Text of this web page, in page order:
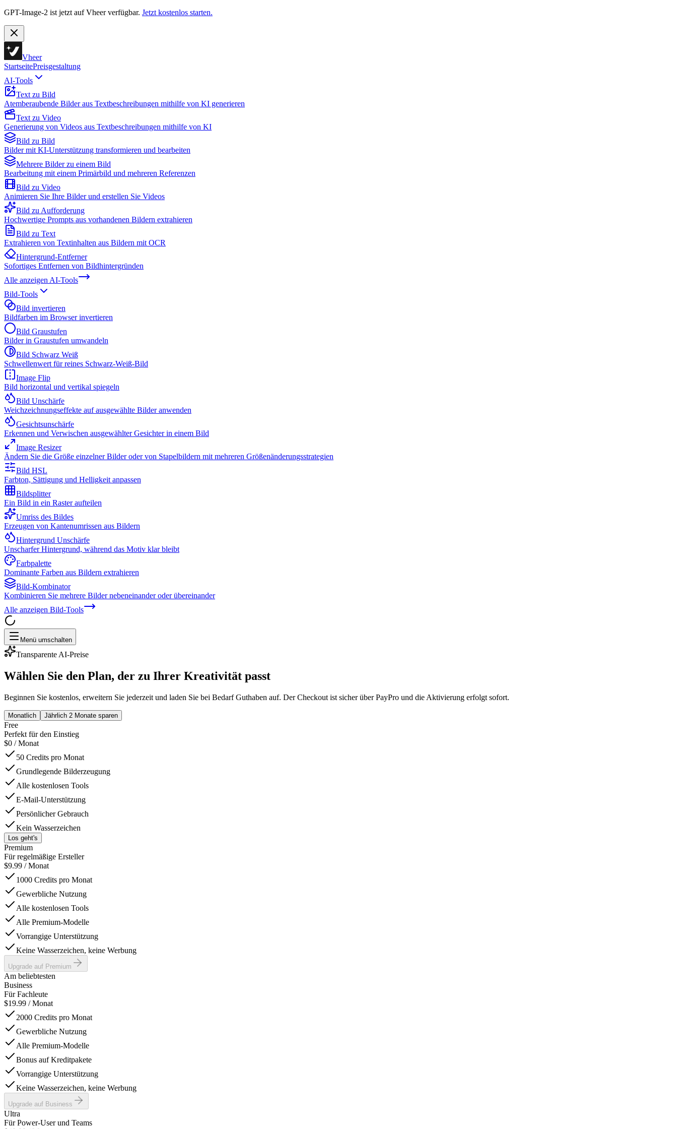
GPT-Image-2 ist jetzt auf Vheer verfügbar. Jetzt kostenlos starten.
Vheer
StartseitePreisgestaltung
AI-Tools
Text zu Bild
Atemberaubende Bilder aus Textbeschreibungen mithilfe von KI generieren
Text zu Video
Generierung von Videos aus Textbeschreibungen mithilfe von KI
Bild zu Bild
Bilder mit KI-Unterstützung transformieren und bearbeiten
Mehrere Bilder zu einem Bild
Bearbeitung mit einem Primärbild und mehreren Referenzen
Bild zu Video
Animieren Sie Ihre Bilder und erstellen Sie Videos
Bild zu Aufforderung
Hochwertige Prompts aus vorhandenen Bildern extrahieren
Bild zu Text
Extrahieren von Textinhalten aus Bildern mit OCR
Hintergrund-Entferner
Sofortiges Entfernen von Bildhintergründen
Alle anzeigen AI-Tools
Bild-Tools
Bild invertieren
Bildfarben im Browser invertieren
Bild Graustufen
Bilder in Graustufen umwandeln
Bild Schwarz Weiß
Schwellenwert für reines Schwarz-Weiß-Bild
Image Flip
Bild horizontal und vertikal spiegeln
Bild Unschärfe
Weichzeichnungseffekte auf ausgewählte Bilder anwenden
Gesichtsunschärfe
Erkennen und Verwischen ausgewählter Gesichter in einem Bild
Image Resizer
Ändern Sie die Größe einzelner Bilder oder von Stapelbildern mit mehreren Größenänderungsstrategien
Bild HSL
Farbton, Sättigung und Helligkeit anpassen
Bildsplitter
Ein Bild in ein Raster aufteilen
Umriss des Bildes
Erzeugen von Kantenumrissen aus Bildern
Hintergrund Unschärfe
Unscharfer Hintergrund, während das Motiv klar bleibt
Farbpalette
Dominante Farben aus Bildern extrahieren
Bild-Kombinator
Kombinieren Sie mehrere Bilder nebeneinander oder übereinander
Alle anzeigen Bild-Tools
Menü umschalten
Transparente AI-Preise
Wählen Sie den Plan, der zu Ihrer Kreativität passt
Beginnen Sie kostenlos, erweitern Sie jederzeit und laden Sie bei Bedarf Guthaben auf. Der Checkout ist sicher über PayPro und die Aktivierung erfolgt sofort.
Monatlich Jährlich 2 Monate sparen
Free
Perfekt für den Einstieg
$0 / Monat
50 Credits pro Monat
Grundlegende Bilderzeugung
Alle kostenlosen Tools
E-Mail-Unterstützung
Persönlicher Gebrauch
Kein Wasserzeichen
Los geht's
Premium
Für regelmäßige Ersteller
$9.99 / Monat
1000 Credits pro Monat
Gewerbliche Nutzung
Alle kostenlosen Tools
Alle Premium-Modelle
Vorrangige Unterstützung
Keine Wasserzeichen, keine Werbung
Upgrade auf Premium
Am beliebtesten
Business
Für Fachleute
$19.99 / Monat
2000 Credits pro Monat
Gewerbliche Nutzung
Alle Premium-Modelle
Bonus auf Kreditpakete
Vorrangige Unterstützung
Keine Wasserzeichen, keine Werbung
Upgrade auf Business
Ultra
Für Power-User und Teams